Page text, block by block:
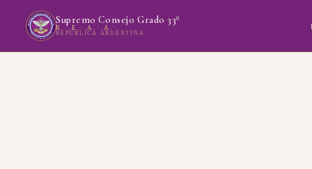
Supremo Consejo Grado 33º
R.·.E.·.A.·.A.·.
REPÚBLICA ARGENTINA